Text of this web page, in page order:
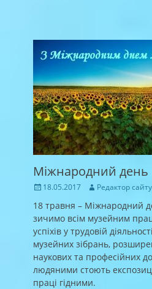
Міжнародний день
Posted
18.05.2017 Author
Редактор сайту
18 травня – Міжнародний
зичимо всім музейним
успіхів у трудовій
музейних зібрань,
наукових та професійних
людяними стоють
праці гідними.